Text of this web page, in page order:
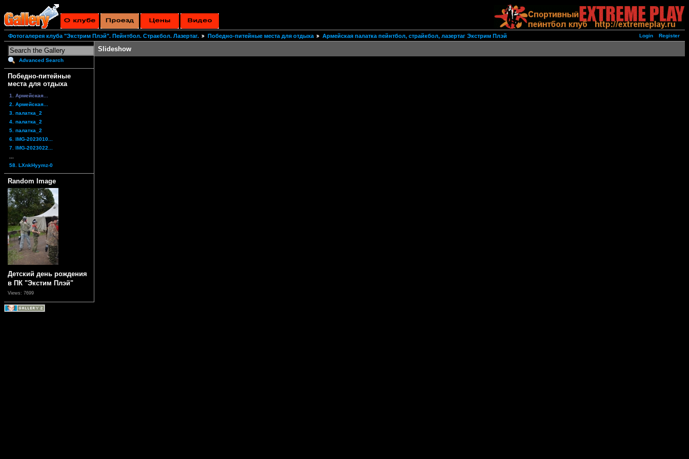
Login Register
Фотогалерея клуба "Экстрим Плэй". Пейнтбол. Стракбол. Лазертаг. Победно-питейные места для отдыха Армейская палатка пейнтбол, страйкбол, лазертаг Экстрим Плэй
Advanced Search
Победно-питейные
места для отдыха
1. Армейская...
2. Армейская...
3. палатка_2
4. палатка_2
5. палатка_2
6. IMG-2023010...
7. IMG-2023022...
58. LXnkHyymz-0
Random Image
Детский день рождения
в ПК "Экстим Плэй"
Views: 7699
Slideshow